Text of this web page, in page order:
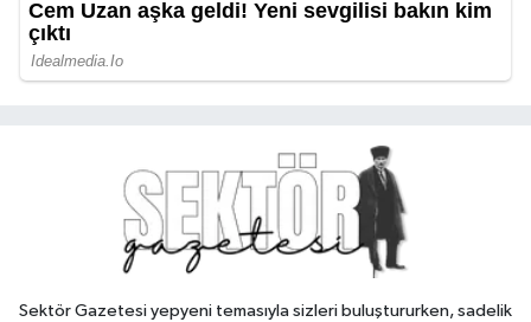
Sektör Gazetesi yepyeni temasıyla sizleri buluştururken, sadelik